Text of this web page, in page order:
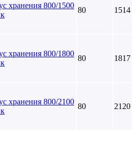
хранения 800/1500
80 1514
хранения 800/1800
80 1817
хранения 800/2100
80 2120